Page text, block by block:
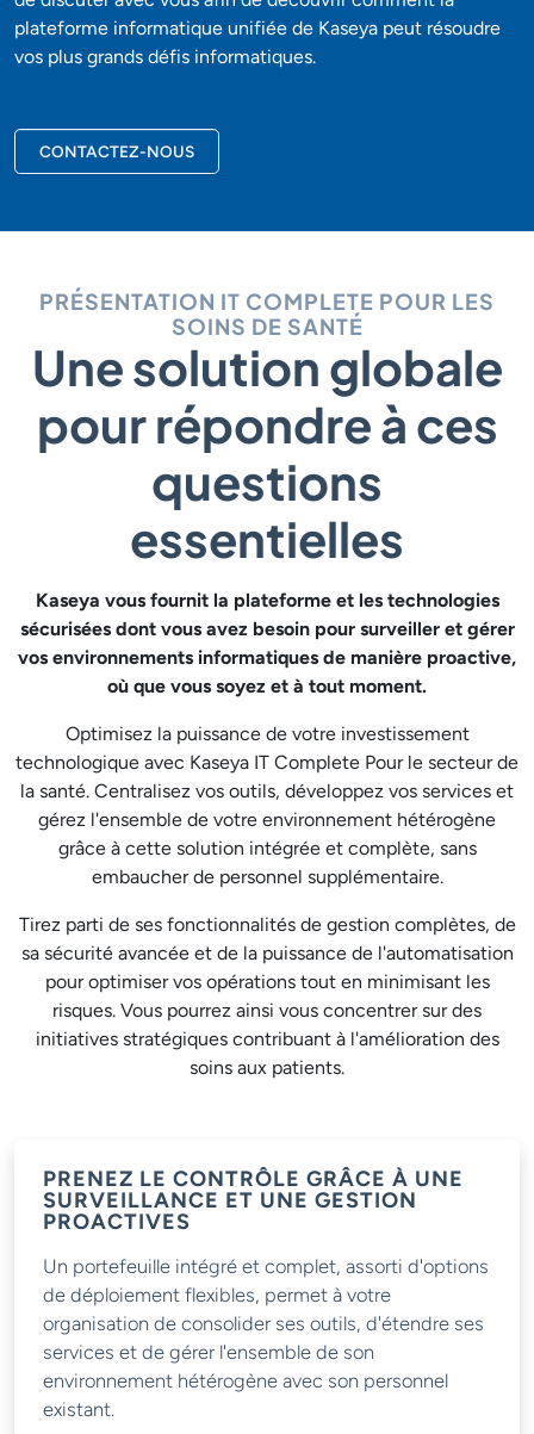
plateforme informatique unifiée de Kaseya peut résoudre
vos plus grands défis informatiques.
CONTACTEZ-NOUS
PRÉSENTATION IT COMPLETE POUR LES
SOINS DE SANTÉ
Une solution globale
pour répondre à ces
questions
essentielles
Kaseya vous fournit la plateforme et les technologies
sécurisées dont vous avez besoin pour surveiller et gérer
vos environnements informatiques de manière proactive,
où que vous soyez et à tout moment.
Optimisez la puissance de votre investissement
technologique avec Kaseya IT Complete Pour le secteur de
la santé. Centralisez vos outils, développez vos services et
gérez l'ensemble de votre environnement hétérogène
grâce à cette solution intégrée et complète, sans
embaucher de personnel supplémentaire.
Tirez parti de ses fonctionnalités de gestion complètes, de
sa sécurité avancée et de la puissance de l'automatisation
pour optimiser vos opérations tout en minimisant les
risques. Vous pourrez ainsi vous concentrer sur des
initiatives stratégiques contribuant à l'amélioration des
soins aux patients.
PRENEZ LE CONTRÔLE GRÂCE À UNE
SURVEILLANCE ET UNE GESTION
PROACTIVES
Un portefeuille intégré et complet, assorti d'options
de déploiement flexibles, permet à votre
organisation de consolider ses outils, d'étendre ses
services et de gérer l'ensemble de son
environnement hétérogène avec son personnel
existant.